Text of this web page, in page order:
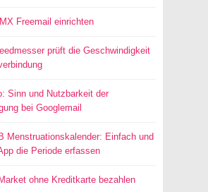
Freemail einrichten
prüft die Geschwindigkeit
Sinn und Nutzbarkeit der
bei Googlemail
Menstruationskalender: Einfach und
die Periode erfassen
ohne Kreditkarte bezahlen